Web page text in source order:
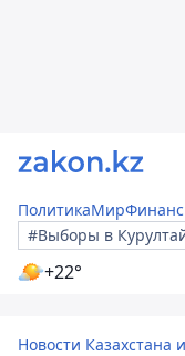
ПолитикаМир
#Выборы в
+22°
Новости Казахстана